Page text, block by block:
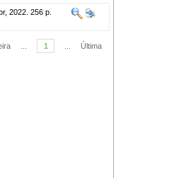
2022. 256 p.
1 Última